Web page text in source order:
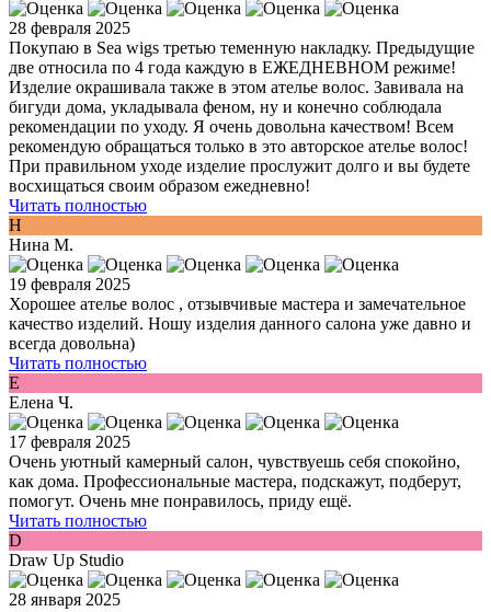
28 февраля 2025
Покупаю в Sea wigs третью теменную накладку. Предыдущие
две относила по 4 года каждую в ЕЖЕДНЕВНОМ режиме!
Изделие окрашивала также в этом ателье волос. Завивала на
бигуди дома, укладывала феном, ну и конечно соблюдала
рекомендации по уходу. Я очень довольна качеством! Всем
рекомендую обращаться только в это авторское ателье волос!
При правильном уходе изделие прослужит долго и вы будете
восхищаться своим образом ежедневно!
Читать полностью
Н
Нина М.
19 февраля 2025
Хорошее ателье волос , отзывчивые мастера и замечательное
качество изделий. Ношу изделия данного салона уже давно и
всегда довольна)
Читать полностью
Е
Елена Ч.
17 февраля 2025
Очень уютный камерный салон, чувствуешь себя спокойно,
как дома. Профессиональные мастера, подскажут, подберут,
помогут. Очень мне понравилось, приду ещё.
Читать полностью
D
Draw Up Studio
28 января 2025